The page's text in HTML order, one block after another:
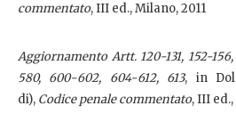
commentato, III ed., Milano, 2011
Aggiornamento Artt. 120-131, 152-156
580, 600-602, 604-612, 613, in
di), Codice penale commentato, III ed.,